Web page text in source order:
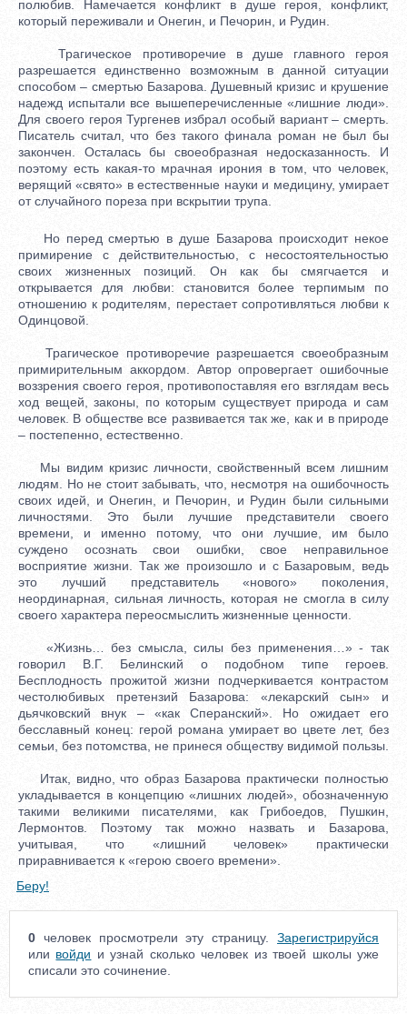
полюбив. Намечается конфликт в душе героя, конфликт,
который переживали и Онегин, и Печорин, и Рудин.
Трагическое противоречие в душе главного героя
разрешается единственно возможным в данной ситуации
способом – смертью Базарова. Душевный кризис и крушение
надежд испытали все вышеперечисленные «лишние люди».
Для своего героя Тургенев избрал особый вариант – смерть.
Писатель считал, что без такого финала роман не был бы
закончен. Осталась бы своеобразная недосказанность. И
поэтому есть какая-то мрачная ирония в том, что человек,
верящий «свято» в естественные науки и медицину, умирает
от случайного пореза при вскрытии трупа.
Но перед смертью в душе Базарова происходит некое
примирение с действительностью, с несостоятельностью
своих жизненных позиций. Он как бы смягчается и
открывается для любви: становится более терпимым по
отношению к родителям, перестает сопротивляться любви к
Одинцовой.
Трагическое противоречие разрешается своеобразным
примирительным аккордом. Автор опровергает ошибочные
воззрения своего героя, противопоставляя его взглядам весь
ход вещей, законы, по которым существует природа и сам
человек. В обществе все развивается так же, как и в природе
– постепенно, естественно.
Мы видим кризис личности, свойственный всем лишним
людям. Но не стоит забывать, что, несмотря на ошибочность
своих идей, и Онегин, и Печорин, и Рудин были сильными
личностями. Это были лучшие представители своего
времени, и именно потому, что они лучшие, им было
суждено осознать свои ошибки, свое неправильное
восприятие жизни. Так же произошло и с Базаровым, ведь
это лучший представитель «нового» поколения,
неординарная, сильная личность, которая не смогла в силу
своего характера переосмыслить жизненные ценности.
«Жизнь… без смысла, силы без применения…» - так
говорил В.Г. Белинский о подобном типе героев.
Бесплодность прожитой жизни подчеркивается контрастом
честолюбивых претензий Базарова: «лекарский сын» и
дьячковский внук – «как Сперанский». Но ожидает его
бесславный конец: герой романа умирает во цвете лет, без
семьи, без потомства, не принеся обществу видимой пользы.
Итак, видно, что образ Базарова практически полностью
укладывается в концепцию «лишних людей», обозначенную
такими великими писателями, как Грибоедов, Пушкин,
Лермонтов. Поэтому так можно назвать и Базарова,
учитывая, что «лишний человек» практически
приравнивается к «герою своего времени».
Беру!
0 человек просмотрели эту страницу. Зарегистрируйся
или войди и узнай сколько человек из твоей школы уже
списали это сочинение.